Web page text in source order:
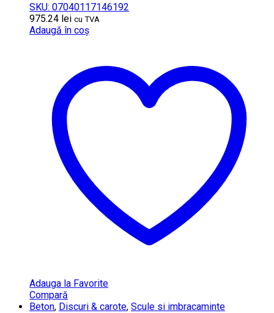
SKU: 07040117146192
975.24 lei cu TVA
Adaugă în coș
Adauga la Favorite
Compară
Beton, Discuri & carote, Scule si imbracaminte